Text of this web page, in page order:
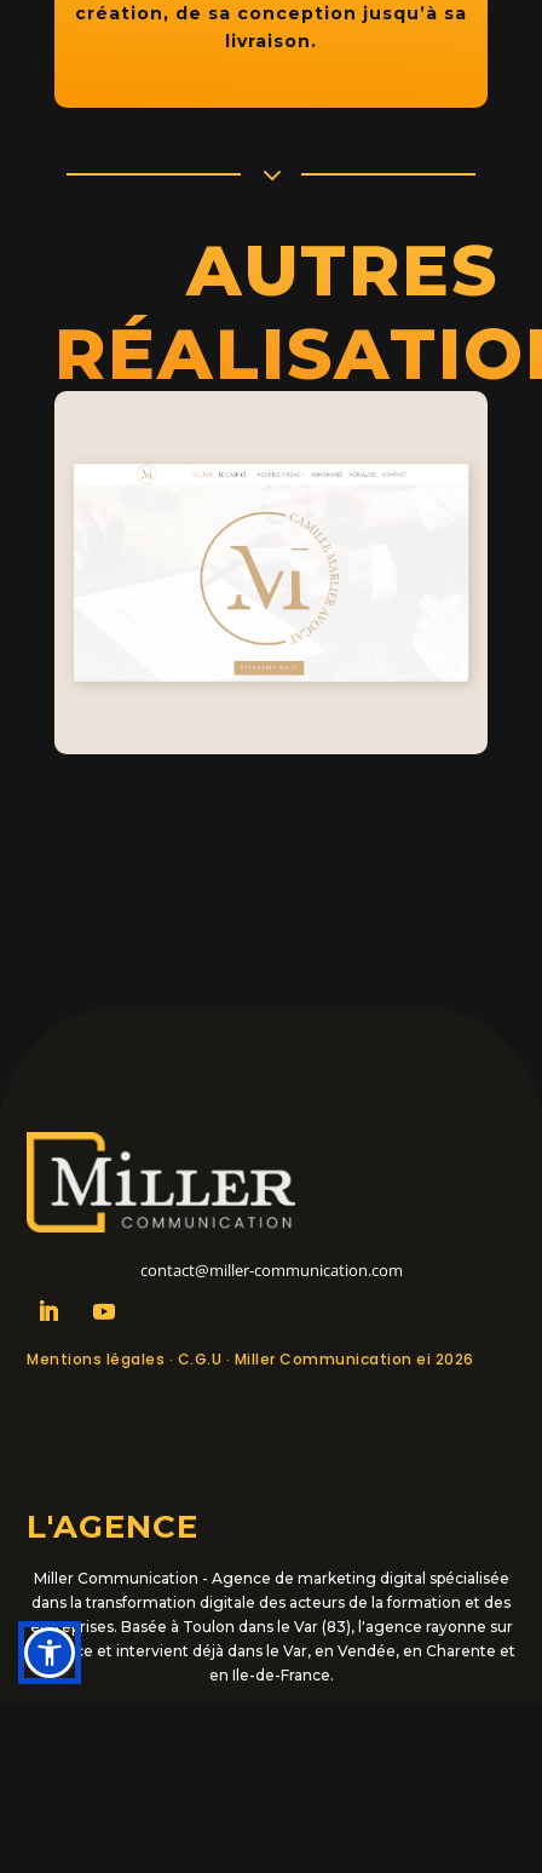
création, de sa conception jusqu’à sa
livraison.
3
AUTRES
contact@miller-communication.com
Mentions légales · C.G.U · Miller Communication ei 2026
L'AGENCE
Miller Communication - Agence de marketing digital spécialisée
dans la transformation digitale des acteurs de la formation et des
entreprises. Basée à Toulon dans le Var (83), l'agence rayonne sur
la France et intervient déjà dans le Var, en Vendée, en Charente et
en Ile-de-France.